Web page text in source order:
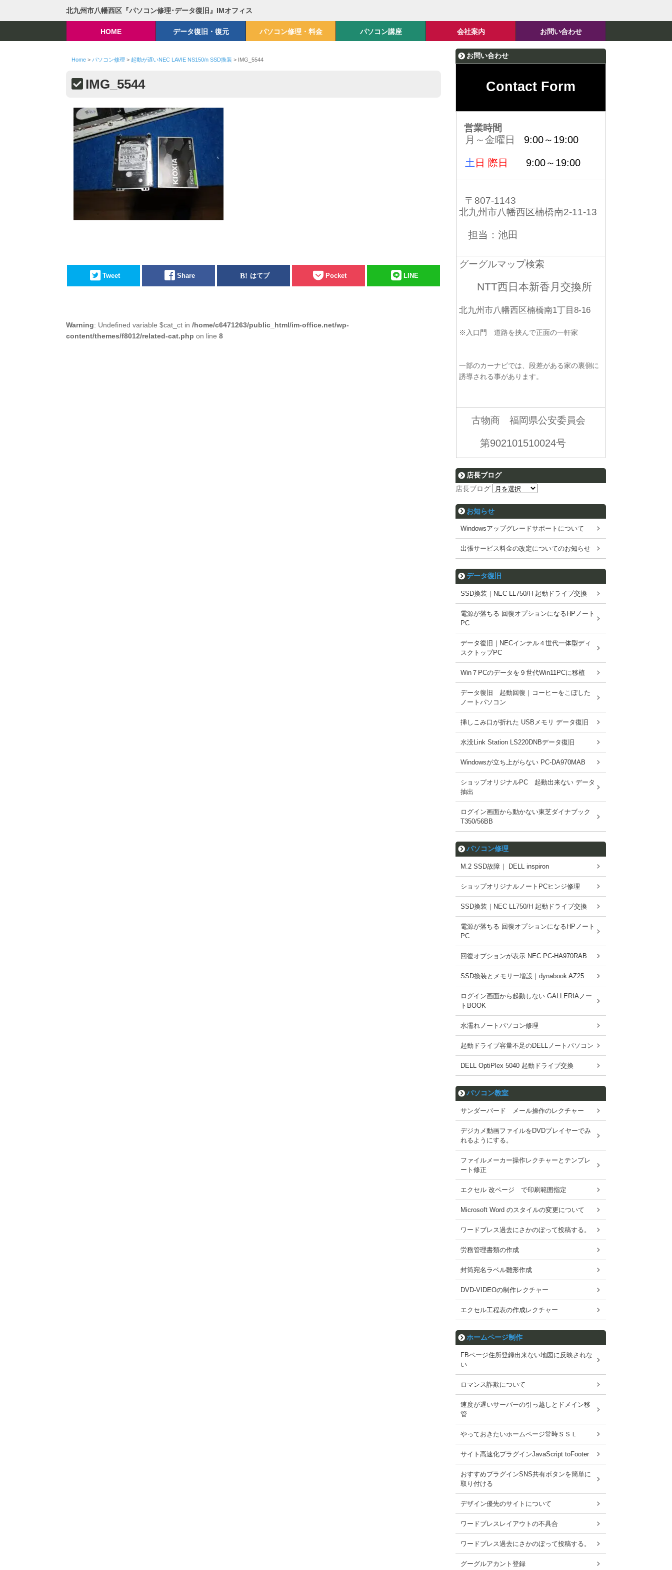
北九州市八幡西区『パソコン修理･データ復旧』IMオフィス
HOME データ復旧・復元 パソコン修理・料金 パソコン講座 会社案内 お問い合わせ
Home> パソコン修理 > 起動が遅いNEC LAVIE NS150/n SSD換装 > IMG_5544
IMG_5544
Tweet Share はてブ Pocket LINE
Warning: Undefined variable $cat_ct in /home/c6471263/public_html/im-office.net/wp-
content/themes/f8012/related-cat.php on line 8
お問い合わせ
Contact Form
営業時間
月～金曜日 9:00～19:00
土 日 際日 9:00～19:00
〒807-1143
北九州市八幡西区楠橋南2-11-13
担当：池田
グーグルマップ検索
NTT西日本新香月交換所
北九州市八幡西区楠橋南1丁目8-16
※入口門 道路を挟んで正面の一軒家
一部のカーナビでは、段差がある家の裏側に
誘導される事があります。
古物商 福岡県公安委員会
第902101510024号
店長ブログ
店長ブログ
お知らせ
Windowsアップグレードサポートについて
出張サービス料金の改定についてのお知らせ
データ復旧
SSD換装｜NEC LL750/H 起動ドライブ交換
電源が落ちる 回復オプションになるHPノート
PC
データ復旧｜NECインテル４世代一体型ディ
スクトップPC
Win７PCのデータを９世代Win11PCに移植
データ復旧 起動回復｜コーヒーをこぼした
ノートパソコン
挿しこみ口が折れた USBメモリ データ復旧
水没Link Station LS220DNBデータ復旧
Windowsが立ち上がらない PC-DA970MAB
ショップオリジナルPC 起動出来ない データ
抽出
ログイン画面から動かない東芝ダイナブック
T350/56BB
パソコン修理
M.2 SSD故障｜ DELL inspiron
ショップオリジナルノートPCヒンジ修理
SSD換装｜NEC LL750/H 起動ドライブ交換
電源が落ちる 回復オプションになるHPノート
PC
回復オプションが表示 NEC PC-HA970RAB
SSD換装とメモリー増設｜dynabook AZ25
ログイン画面から起動しない GALLERIAノー
トBOOK
水濡れノートパソコン修理
起動ドライブ容量不足のDELLノートパソコン
DELL OptiPlex 5040 起動ドライブ交換
パソコン教室
サンダーバード メール操作のレクチャー
デジカメ動画ファイルをDVDプレイヤーでみ
れるようにする。
ファイルメーカー操作レクチャーとテンプレ
ート修正
エクセル 改ページ で印刷範囲指定
Microsoft Word のスタイルの変更について
ワードブレス過去にさかのぼって投稿する。
労務管理書類の作成
封筒宛名ラベル雛形作成
DVD-VIDEOの制作レクチャー
エクセル工程表の作成レクチャー
ホームページ制作
FBページ住所登録出来ない地図に反映されな
い
ロマンス詐欺について
速度が遅いサーバーの引っ越しとドメイン移
管
やっておきたいホームページ常時ＳＳＬ
サイト高速化プラグインJavaScript toFooter
おすすめプラグインSNS共有ボタンを簡単に
取り付ける
デザイン優先のサイトについて
ワードブレスレイアウトの不具合
ワードブレス過去にさかのぼって投稿する。
グーグルアカント登録